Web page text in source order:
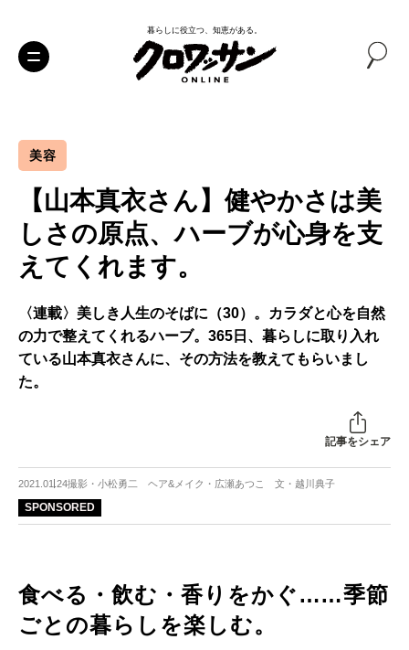
暮らしに役立つ、知恵がある。
美容
【山本真衣さん】健やかさは美
しさの原点、ハーブが心身を支
えてくれます。
〈連載〉美しき人生のそばに（30）。カラダと心を自然
の力で整えてくれるハーブ。365日、暮らしに取り入れ
ている山本真衣さんに、その方法を教えてもらいまし
た。
記事をシェア
2021.01.24撮影・小松勇二 ヘア&メイク・広瀬あつこ 文・越川典子
SPONSORED
食べる・飲む・香りをかぐ……季節
ごとの暮らしを楽しむ。